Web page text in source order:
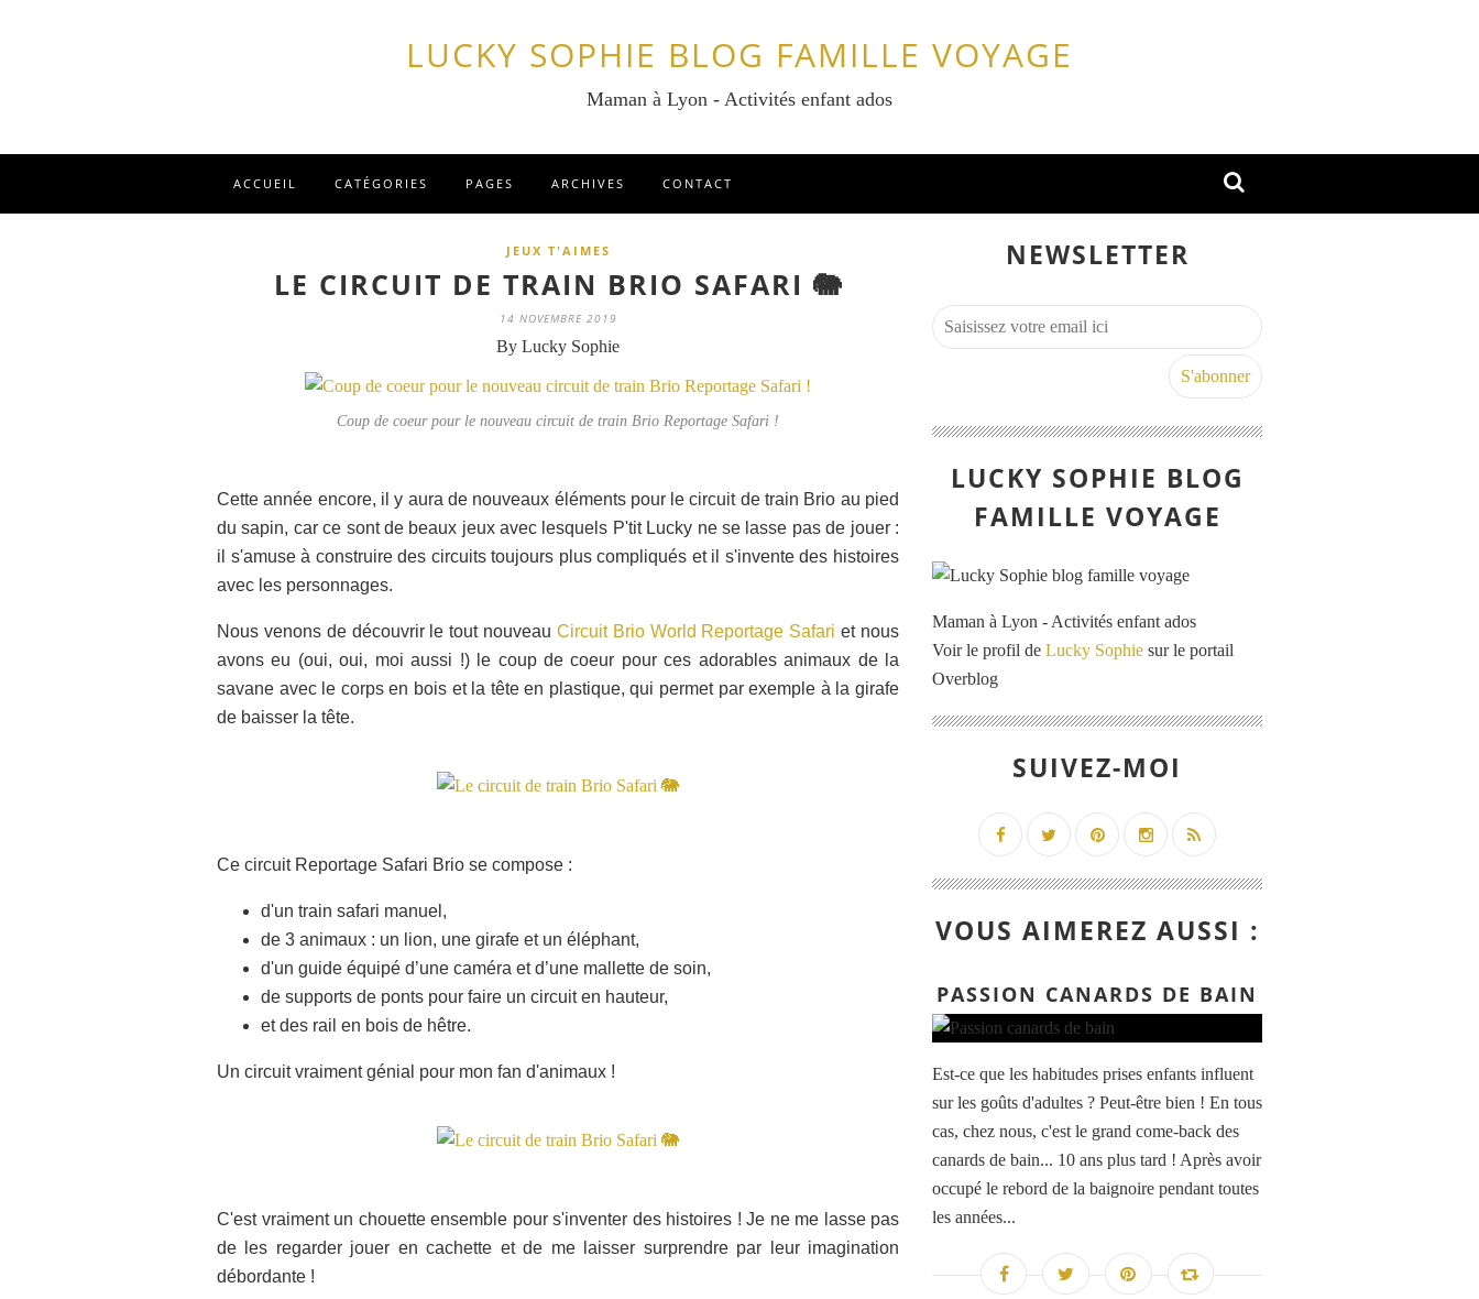
LUCKY SOPHIE BLOG FAMILLE VOYAGE
Maman à Lyon - Activités enfant ados
ACCUEIL CATÉGORIES PAGES ARCHIVES CONTACT
JEUX T'AIMES
LE CIRCUIT DE TRAIN BRIO SAFARI 🐘
14 NOVEMBRE 2019
By Lucky Sophie
Coup de coeur pour le nouveau circuit de train Brio Reportage Safari !
Cette année encore, il y aura de nouveaux éléments pour le circuit de train Brio au pied
du sapin, car ce sont de beaux jeux avec lesquels P'tit Lucky ne se lasse pas de jouer :
il s'amuse à construire des circuits toujours plus compliqués et il s'invente des histoires
avec les personnages.
Nous venons de découvrir le tout nouveau Circuit Brio World Reportage Safari et nous
avons eu (oui, oui, moi aussi !) le coup de coeur pour ces adorables animaux de la
savane avec le corps en bois et la tête en plastique, qui permet par exemple à la girafe
de baisser la tête.
Ce circuit Reportage Safari Brio se compose :
d'un train safari manuel,
de 3 animaux : un lion, une girafe et un éléphant,
d'un guide équipé d’une caméra et d’une mallette de soin,
de supports de ponts pour faire un circuit en hauteur,
et des rail en bois de hêtre.
Un circuit vraiment génial pour mon fan d'animaux !
C'est vraiment un chouette ensemble pour s'inventer des histoires ! Je ne me lasse pas
de les regarder jouer en cachette et de me laisser surprendre par leur imagination
débordante !
NEWSLETTER
LUCKY SOPHIE BLOG
FAMILLE VOYAGE
Maman à Lyon - Activités enfant ados
Voir le profil de Lucky Sophie sur le portail
Overblog
SUIVEZ-MOI
VOUS AIMEREZ AUSSI :
PASSION CANARDS DE BAIN
Est-ce que les habitudes prises enfants influent
sur les goûts d'adultes ? Peut-être bien ! En tous
cas, chez nous, c'est le grand come-back des
canards de bain... 10 ans plus tard ! Après avoir
occupé le rebord de la baignoire pendant toutes
les années...